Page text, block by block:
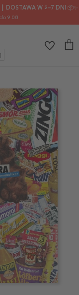
DOSTAWA W 2–7 DNI 📦✨
9.08